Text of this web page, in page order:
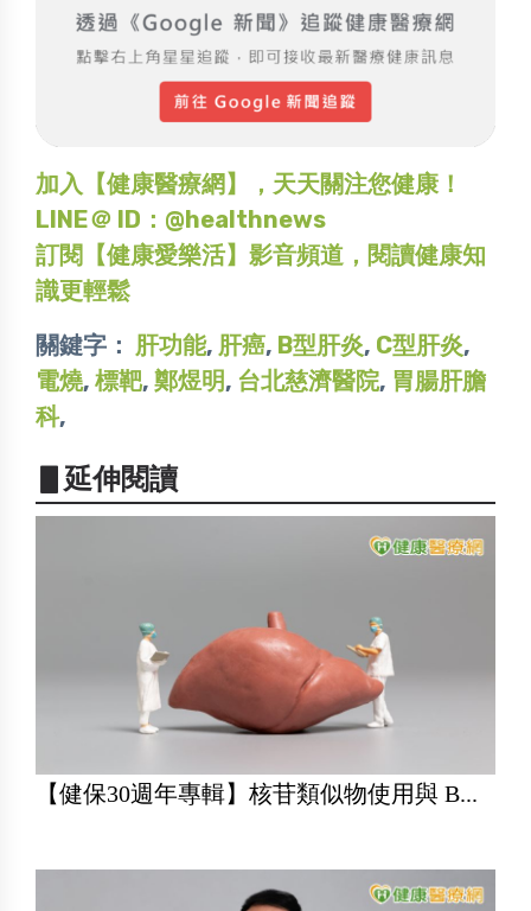
加入【健康醫療網】，天天關注您健康！
LINE＠ ID：@healthnews
訂閱【健康愛樂活】影音頻道，閱讀健康知
識更輕鬆
關鍵字： 肝功能, 肝癌, B型肝炎, C型肝炎,
電燒, 標靶, 鄭煜明, 台北慈濟醫院, 胃腸肝膽
科,
▋延伸閱讀
【健保30週年專輯】核苷類似物使用與 B...